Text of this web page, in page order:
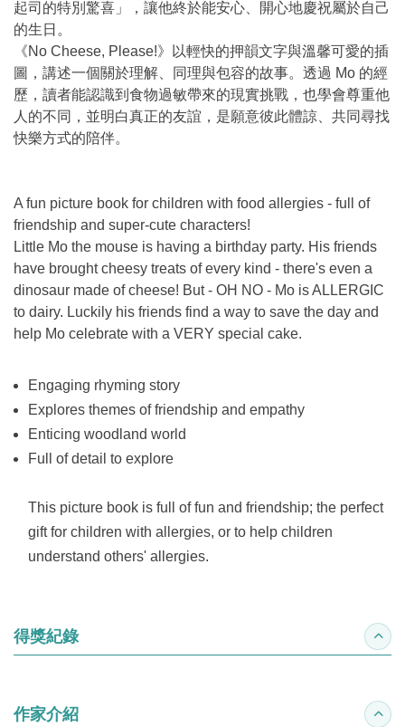
起司的特別驚喜」，讓他終於能安心、開心地慶祝屬於自己
的生日。
《No Cheese, Please!》以輕快的押韻文字與溫馨可愛的插
圖，講述一個關於理解、同理與包容的故事。透過 Mo 的經
歷，讀者能認識到食物過敏帶來的現實挑戰，也學會尊重他
人的不同，並明白真正的友誼，是願意彼此體諒、共同尋找
快樂方式的陪伴。
A fun picture book for children with food allergies - full of
friendship and super-cute characters!
Little Mo the mouse is having a birthday party. His friends
have brought cheesy treats of every kind - there's even a
dinosaur made of cheese! But - OH NO - Mo is ALLERGIC
to dairy. Luckily his friends find a way to save the day and
help Mo celebrate with a VERY special cake.
Engaging rhyming story
Explores themes of friendship and empathy
Enticing woodland world
Full of detail to explore
This picture book is full of fun and friendship; the perfect
gift for children with allergies, or to help children
understand others' allergies.
得獎紀錄 收合
作家介紹 收合